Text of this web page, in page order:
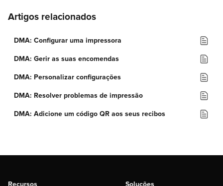
Artigos relacionados
DMA: Configurar uma impressora
DMA: Gerir as suas encomendas
DMA: Personalizar configurações
DMA: Resolver problemas de impressão
DMA: Adicione um código QR aos seus recibos
Recursos Soluções